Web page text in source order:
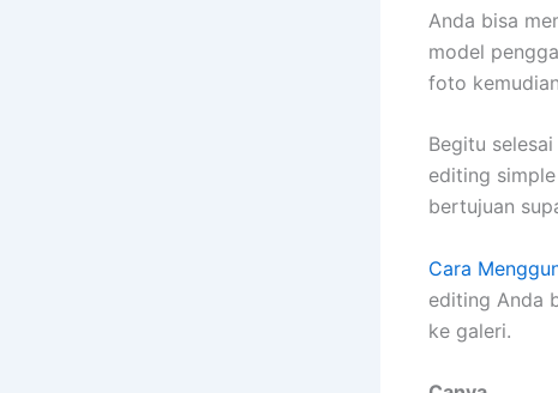
Anda bisa
model
foto
Begitu
editing
bertujuan
Cara
editing Anda
ke galeri.